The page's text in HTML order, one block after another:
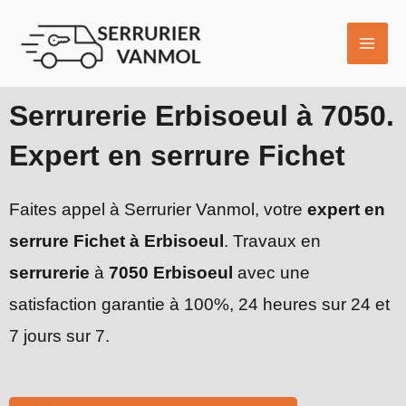
contenu
Serrurerie Erbisoeul à 7050.
Expert en serrure Fichet
Faites appel à Serrurier Vanmol, votre expert en
serrure Fichet à Erbisoeul . Travaux en
serrurerie à 7050 Erbisoeul avec une
satisfaction garantie à 100%, 24 heures sur 24 et
7 jours sur 7.